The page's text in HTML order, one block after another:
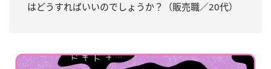
はどうすればいいのでしょうか？（販売職／20代）